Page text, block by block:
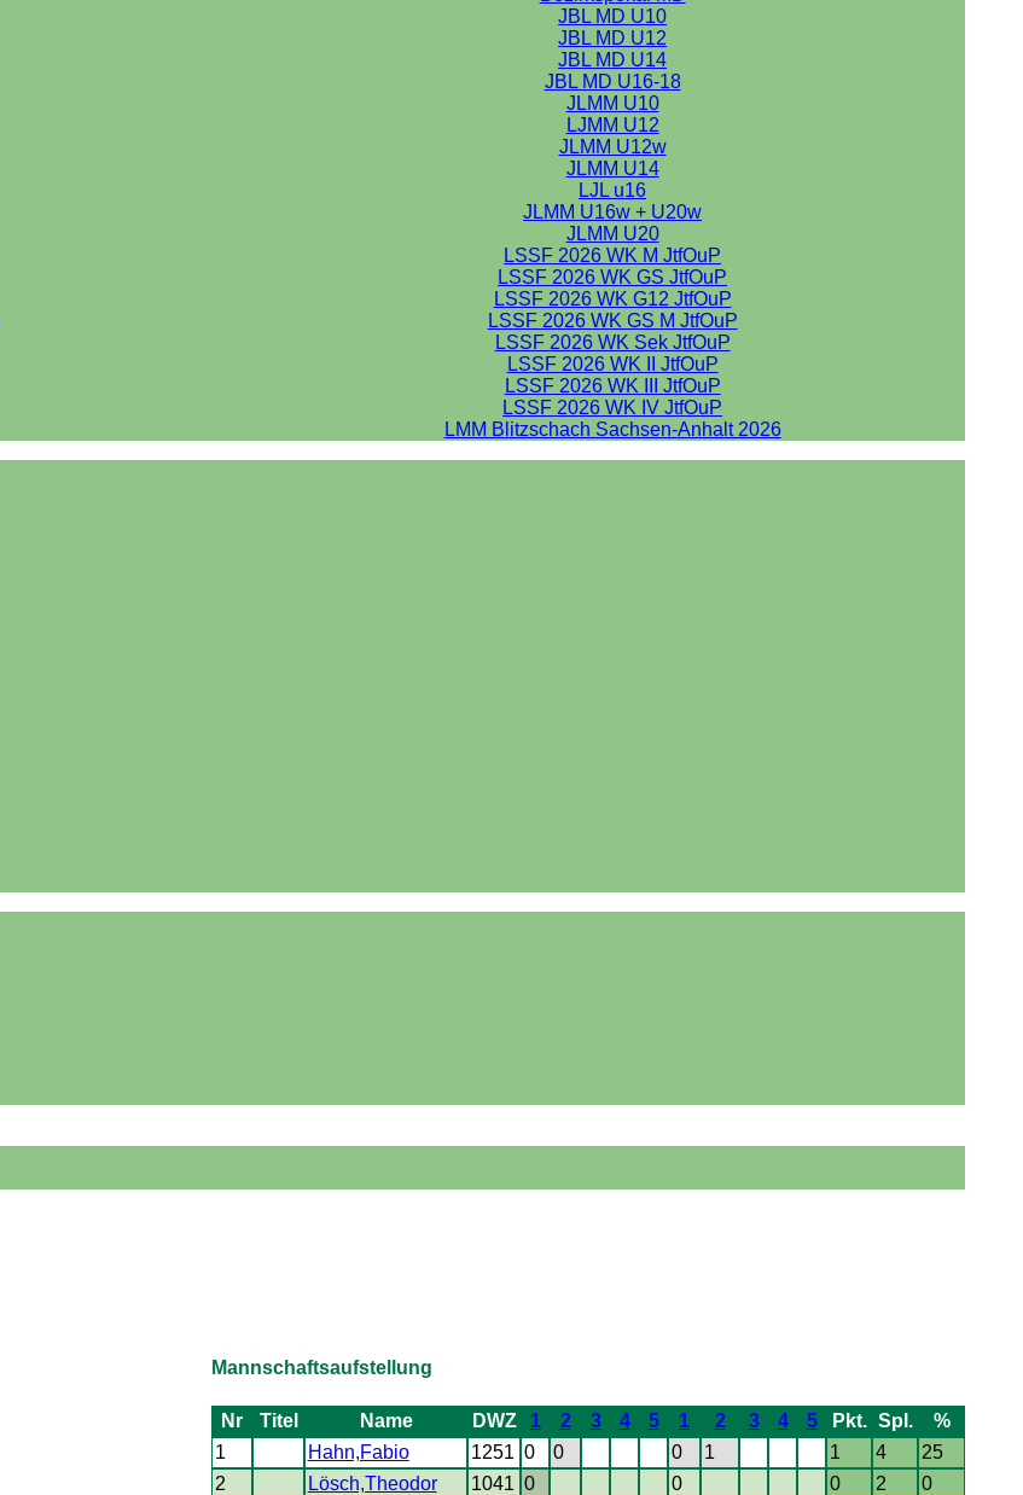
JBL MD U10
JBL MD U12
JBL MD U14
JBL MD U16-18
JLMM U10
LJMM U12
JLMM U12w
JLMM U14
LJL u16
JLMM U16w + U20w
JLMM U20
LSSF 2026 WK M JtfOuP
LSSF 2026 WK GS JtfOuP
LSSF 2026 WK G12 JtfOuP
LSSF 2026 WK GS M JtfOuP
LSSF 2026 WK Sek JtfOuP
LSSF 2026 WK II JtfOuP
LSSF 2026 WK III JtfOuP
LSSF 2026 WK IV JtfOuP
LMM Blitzschach Sachsen-Anhalt 2026
Mannschaftsaufstellung
Nr Titel Name DWZ 1 2 3 4 5 1 2 3 4 5 Pkt. Spl.
%
1
Hahn,Fabio 1251 0 0 0 1 1 4
25
2
Lösch,Theodor 1041 0 0 0 2
0